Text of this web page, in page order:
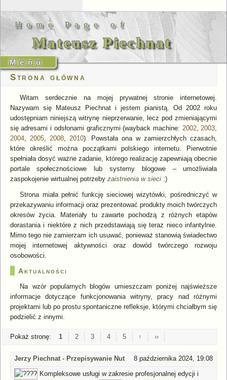
Home Page of
Mateusz Piechnat
Strona główna
Witam serdecznie na mojej prywatnej stronie internetowej.
Nazywam się Mateusz Piechnat i jestem pianistą. Od 2002 roku
udostępniam niniejszą witrynę nieprzerwanie, lecz pod zmieniającymi
się adresami i odsłonami graficznymi (wayback machine: 2002,2003,
2004, 2005, 2008, 2010). Powstała ona w zamierzchłych czasach,
które określić można początkami polskiego internetu. Pierwotnie
spełniała dosyć ważne zadanie, którego realizację zapewniają obecnie
portale społecznościowe lub systemy blogowe – umożliwiała
zaspokojenie wirtualnej potrzeby zaistnienia w sieci:)
Strona miała pełnić funkcję sieciowej wizytówki, pośredniczyć w
przekazywaniu informacji oraz prezentować produkty moich twórczych
okresów życia. Materiały tu zawarte pochodzą z różnych etapów
dorastania i niektóre z nich przedstawiają się teraz nieco infantylnie.
Mimo tego nie zamierzam ich usuwać, ponieważ stanowią świadectwo
mojej internetowej aktywności oraz dowód twórczego rozwoju
osobowości.
Aktualności
Na wzór popularnych blogów umieszczam poniżej najświeższe
informacje dotyczące funkcjonowania witryny, pracy nad różnymi
projektami lub po prostu spontaniczne refleksje, którymi chciałbym się
podzielić z innymi.
Pokaż stronę: ​ 1 2 3 4 5 ↑ ››
Jerzy Piechnat - Przepisywanie Nut
8 października 2024, 19:08
Kompleksowe usługi w zakresie profesjonalnej edycji i